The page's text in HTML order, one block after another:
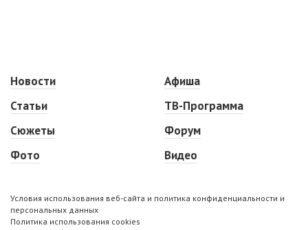
Новости
Статьи
Сюжеты
Фото
Афиша
ТВ-Программа
Форум
Видео
Условия использования веб-сайта и политика конфиденциальности и
персональных данных
Политика использования cookies